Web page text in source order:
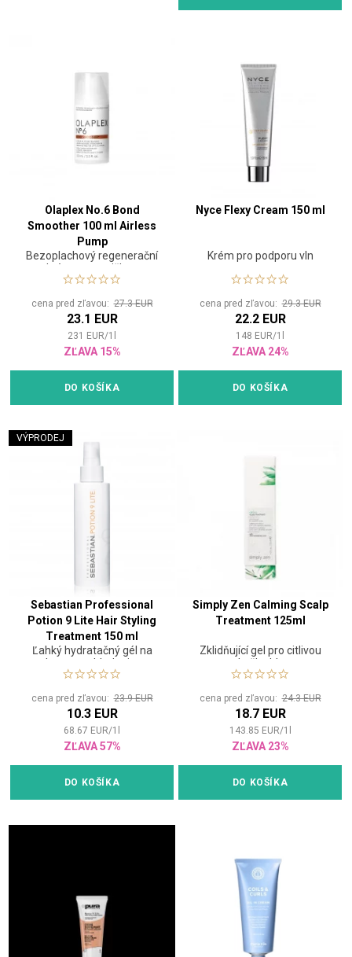
Olaplex No.6 Bond
Smoother 100 ml Airless
Pump
Bezoplachový regenerační
krém s pumpičkou
cena pred zľavou:27.3 EUR
23.1 EUR
231 EUR/1
ZĽAVA 15%
DO KOŠÍKA
Nyce Flexy Cream 150 ml
Krém pro podporu vln
cena pred zľavou:29.3 EUR
22.2 EUR
148 EUR/1
ZĽAVA 24%
DO KOŠÍKA
VÝPRODEJ
Sebastian Professional
Potion 9 Lite Hair Styling
Treatment 150 ml
Ľahký hydratačný gél na
vlasy na vyhladenie a
ochranu
cena pred zľavou:23.9 EUR
10.3 EUR
68.67 EUR/1
ZĽAVA 57%
DO KOŠÍKA
Simply Zen Calming Scalp
Treatment 125ml
Zklidňující gel pro citlivou
pokožku hlavy
cena pred zľavou:24.3 EUR
18.7 EUR
143.85 EUR/1
ZĽAVA 23%
DO KOŠÍKA